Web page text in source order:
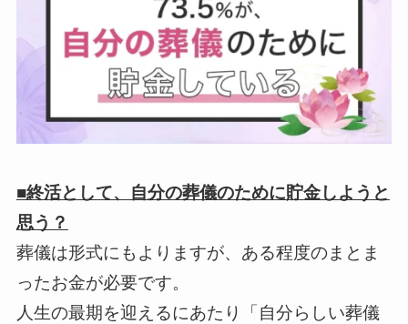
■終活として、自分の葬儀のために貯金しようと
思う？
葬儀は形式にもよりますが、ある程度のまとま
ったお金が必要です。
人生の最期を迎えるにあたり「自分らしい葬儀